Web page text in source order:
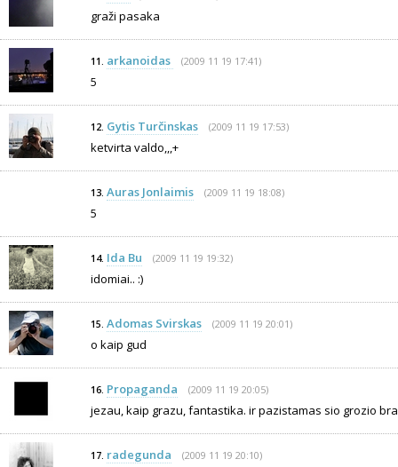
graži pasaka
11. arkanoidas (2009 11 19 17:41)
5
12. Gytis Turčinskas (2009 11 19 17:53)
ketvirta valdo,,,+
13. Auras Jonlaimis (2009 11 19 18:08)
5
14. Ida Bu (2009 11 19 19:32)
idomiai.. :)
15. Adomas Svirskas (2009 11 19 20:01)
o kaip gud
16. Propaganda (2009 11 19 20:05)
jezau, kaip grazu, fantastika. ir pazistamas sio grozio
17. radegunda (2009 11 19 20:10)